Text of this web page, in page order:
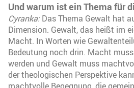
Und warum ist ein Thema für
Cyranka:Das Thema Gewalt hat
Dimension. Gewalt, das heißt im
Macht. In Worten wie
Bedeutung noch drin. Macht
werden und Gewalt muss
der theologischen Perspektive